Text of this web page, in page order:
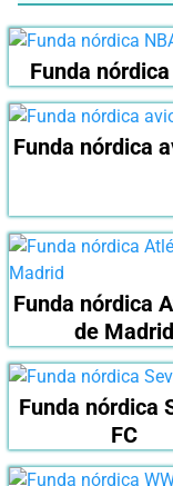
Funda
Funda nórdica
Funda nórdica
de Madrid
Funda nórdica
FC